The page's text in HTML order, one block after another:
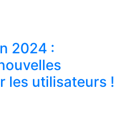
2024 :
les utilisateurs !